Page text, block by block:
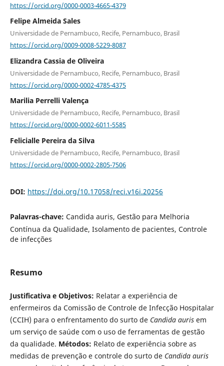
https://orcid.org/0000-0003-4665-4379
Felipe Almeida Sales
Universidade de Pernambuco, Recife, Pernambuco, Brasil
https://orcid.org/0009-0008-5229-8087
Elizandra Cassia de Oliveira
Universidade de Pernambuco, Recife, Pernambuco, Brasil
https://orcid.org/0000-0002-4785-4375
Marilia Perrelli Valença
Universidade de Pernambuco, Recife, Pernambuco, Brasil
https://orcid.org/0000-0002-6011-5585
Felicialle Pereira da Silva
Universidade de Pernambuco, Recife, Pernambuco, Brasil
https://orcid.org/0000-0002-2805-7506
DOI: https://doi.org/10.17058/reci.v16i.20256
Palavras-chave: Candida auris, Gestão para Melhoria
Contínua da Qualidade, Isolamento de pacientes, Controle
de infecções
Resumo
Justificativa e Objetivos: Relatar a experiência de
enfermeiros da Comissão de Controle de Infecção Hospitalar
(CCIH) para o enfrentamento do surto de Candida aurisem
um serviço de saúde com o uso de ferramentas de gestão
da qualidade. Métodos: Relato de experiência sobre as
medidas de prevenção e controle do surto de Candida auris